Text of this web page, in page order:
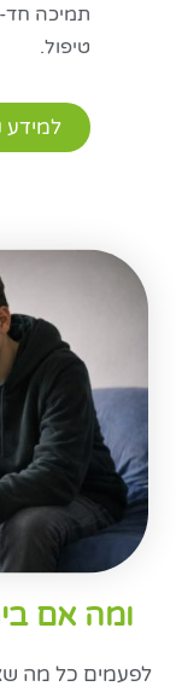
תמיכה
טיפול.
למידע
ומה אם
לפעמים כל מה